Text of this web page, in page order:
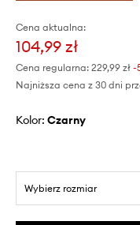
Cena aktualna:
104,99 zł
Cena regularna: 229,99 zł -
Najniższa cena z 30 dni
Kolor: czarny
Wybierz rozmiar